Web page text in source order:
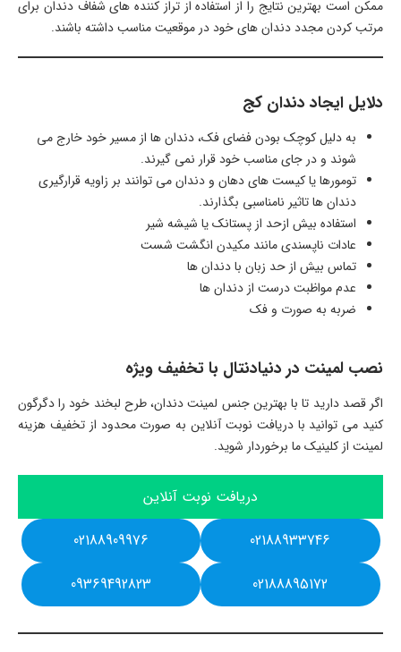
ممکن است بهترین نتایج را از استفاده از تراز کننده های شفاف دندان برای
مرتب کردن مجدد دندان های خود در موقعیت مناسب داشته باشند.
دلایل ایجاد دندان کج
به دلیل کوچک بودن فضای فک، دندان ها از مسیر خود خارج می
شوند و در جای مناسب خود قرار نمی گیرند.
تومورها یا کیست های دهان و دندان می توانند بر زاویه قرارگیری
دندان ها تاثیر نامناسبی بگذارند.
استفاده بیش ازحد از پستانک یا شیشه شیر
عادات ناپسندی مانند مکیدن انگشت شست
تماس بیش از حد زبان با دندان ها
عدم مواظبت درست از دندان ها
ضربه به صورت و فک
نصب لمینت در دنیادنتال با تخفیف ویژه
اگر قصد دارید تا با بهترین جنس لمینت دندان، طرح لبخند خود را دگرگون
کنید می توانید با دریافت نوبت آنلاین به صورت محدود از تخفیف هزینه
لمینت از کلینیک ما برخوردار شوید.
دریافت نوبت آنلاین
02188933746
02188909976
02188895172
09369492823